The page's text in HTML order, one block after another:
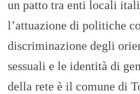
un patto tra enti locali
l’attuazione di politiche
discriminazione degli
sessuali e le identità di
della rete è il comune di